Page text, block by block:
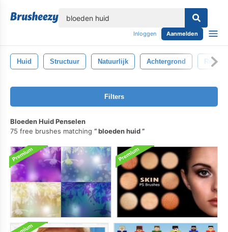
Inloggen Aanmelden
Huid Structuur Natuurlijk Achtergrond
Filters
Bloeden Huid Penselen
75 free brushes matching
bloeden huid